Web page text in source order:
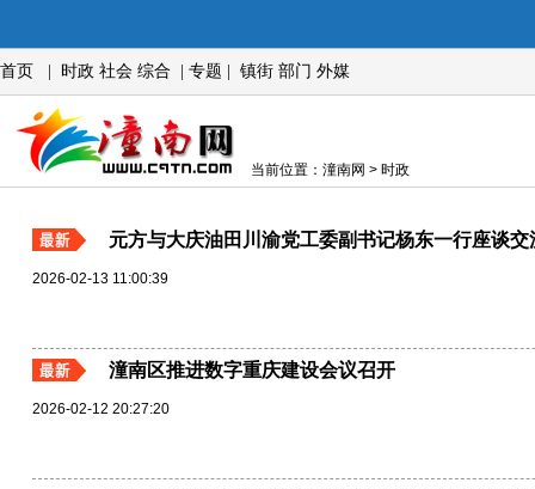
首页 时政 社会 综合 专题 镇街 部门 外媒
当前位置：潼南网 > 时政
元方与大庆油田川渝党工委副书记杨东一行座谈交
2026-02-13 11:00:39
潼南区推进数字重庆建设会议召开
2026-02-12 20:27:20